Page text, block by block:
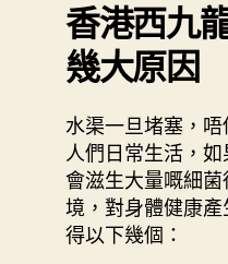
香港西九
幾大原因
水渠一旦堵塞，
人們日常生活，
會滋生大量嘅細
境，對身體健康
得以下幾個：